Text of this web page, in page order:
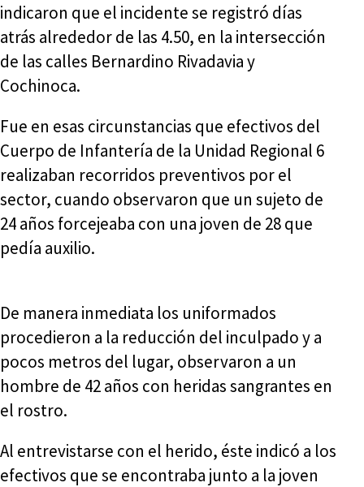
indicaron que el incidente se registró días
atrás alrededor de las 4.50, en la intersección
de las calles Bernardino Rivadavia y
Cochinoca.
Fue en esas circunstancias que efectivos del
Cuerpo de Infantería de la Unidad Regional 6
realizaban recorridos preventivos por el
sector, cuando observaron que un sujeto de
24 años forcejeaba con una joven de 28 que
pedía auxilio.
De manera inmediata los uniformados
procedieron a la reducción del inculpado y a
pocos metros del lugar, observaron a un
hombre de 42 años con heridas sangrantes en
el rostro.
Al entrevistarse con el herido, éste indicó a los
efectivos que se encontraba junto a la joven